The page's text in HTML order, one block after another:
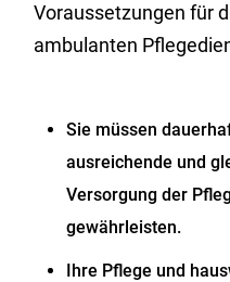
Voraussetzungen für
ambulanten
Sie müssen
ausreichende und
Versorgung der
gewährleisten.
Ihre Pflege und